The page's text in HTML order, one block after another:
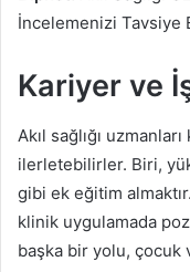
İncelemenizi Tavsiye
Kariyer ve
Akıl sağlığı
ilerletebilirler. Biri,
gibi ek eğitim
klinik uygulamada
başka bir yolu,